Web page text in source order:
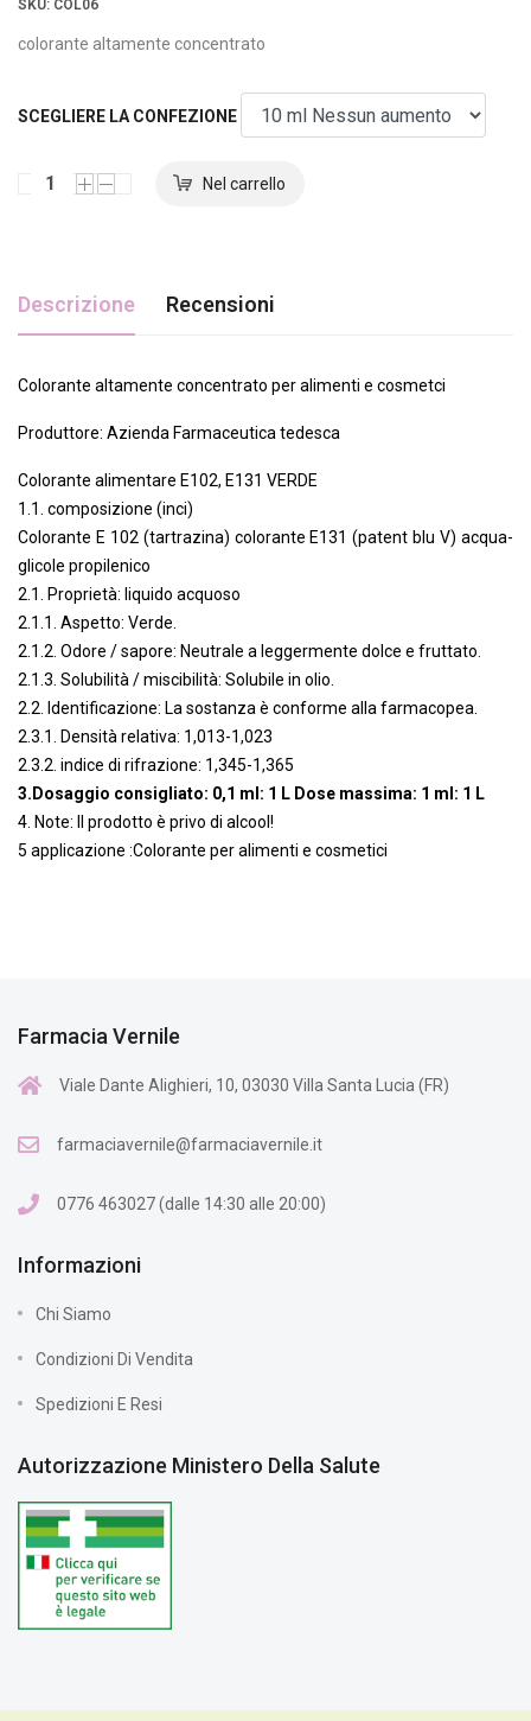
SKU: COL06
colorante altamente concentrato
SCEGLIERE LA CONFEZIONE
Descrizione Recensioni
Colorante altamente concentrato per alimenti e cosmetci
Produttore: Azienda Farmaceutica tedesca
Colorante alimentare E102, E131 VERDE
1.1. composizione (inci)
Colorante E 102 (tartrazina) colorante E131 (patent blu V) acqua-
glicole propilenico
2.1. Proprietà: liquido acquoso
2.1.1. Aspetto: Verde.
2.1.2. Odore / sapore: Neutrale a leggermente dolce e fruttato.
2.1.3. Solubilità / miscibilità: Solubile in olio.
2.2. Identificazione: La sostanza è conforme alla farmacopea.
2.3.1. Densità relativa: 1,013-1,023
2.3.2. indice di rifrazione: 1,345-1,365
3.Dosaggio consigliato: 0,1 ml: 1 L Dose massima: 1 ml: 1 L
4. Note: Il prodotto è privo di alcool!
5 applicazione :Colorante per alimenti e cosmetici
Farmacia Vernile
Viale Dante Alighieri, 10, 03030 Villa Santa Lucia (FR)
farmaciavernile@farmaciavernile.it
0776 463027 (dalle 14:30 alle 20:00)
Informazioni
Chi Siamo
Condizioni Di Vendita
Spedizioni E Resi
Autorizzazione Ministero Della Salute